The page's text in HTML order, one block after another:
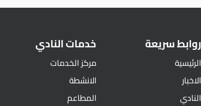
روابط سريعة
الرئيسية
الاخبار
النادي
خدمات النادي
مركز الخدمات
الانشطة
المطاعم